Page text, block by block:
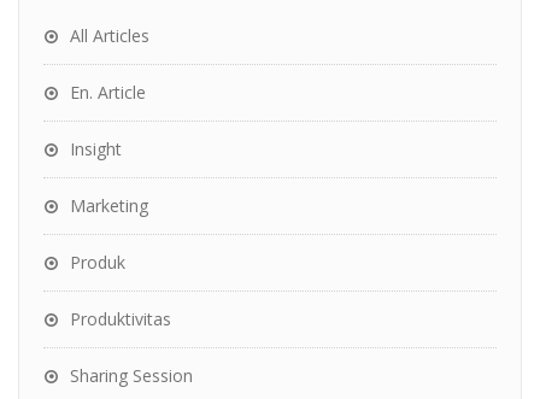
All Articles
En. Article
Insight
Marketing
Produk
Produktivitas
Sharing Session